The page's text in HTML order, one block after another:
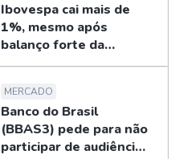
Ibovespa cai mais de
1%, mesmo após
balanço forte da
Petrobras
MERCADO
Banco do Brasil
(BBAS3) pede para não
participar de audiência